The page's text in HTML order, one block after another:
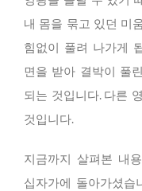
내 몸을 묶고 있던 미
힘없이 풀려 나가게
면을 받아 결박이 풀
되는 것입니다. 다른
것입니다.
지금까지 살펴본 내
십자가에 돌아가셨습